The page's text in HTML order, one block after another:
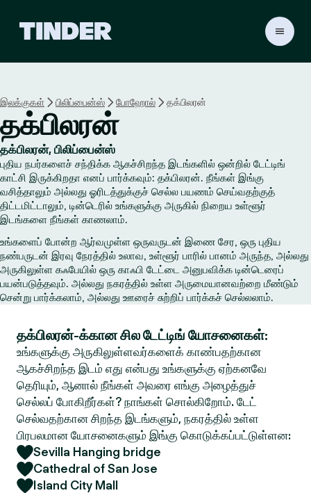
ம்
இலக்குகள் பிலிப்பைன்ஸ் போஹோல் தக்பிலரன்
தக்பிலரன்
தக்பிலரன், பிலிப்பைன்ஸ்
புதிய நபர்களைச் சந்திக்க ஆகச்சிறந்த இடங்களில் ஒன்றில் டேட்டிங்
காட்சி இருக்கிறதா எனப் பார்க்கவும்: தக்பிலரன். நீங்கள் இங்கு
வசித்தாலும் அல்லது ஓரிடத்துக்குச் செல்ல பயணம் செய்வதற்குத்
திட்டமிட்டாலும், டின்டெரில் உங்களுக்கு அருகில் நிறைய உள்ளூர்
இடங்களை நீங்கள் காணலாம்.
உங்களைப் போன்ற ஆர்வமுள்ள ஒருவருடன் இணை சேர, ஒரு புதிய
நண்பருடன் இரவு நேரத்தில் உலாவ, உள்ளூர் பாரில் பானம் அருந்த, அல்லது
அருகிலுள்ள கஃபேயில் ஒரு காஃபி டேட்டை அனுபவிக்க டின்டெரைப்
பயன்படுத்தவும். அல்லது நகரத்தில் உள்ள அருமையானவற்றை மீண்டும்
சென்று பார்க்கலாம், அல்லது ஊரைச் சுற்றிப் பார்க்கச் செல்லலாம்.
தக்பிலரன்-க்கான சில டேட்டிங் யோசனைகள்:
உங்களுக்கு அருகிலுள்ளவர்களைக் காண்பதற்கான
ஆகச்சிறந்த இடம் எது என்பது உங்களுக்கு ஏற்கனவே
தெரியும், ஆனால் நீங்கள் அவரை எங்கு அழைத்துச்
செல்லப் போகிறீர்கள்? நாங்கள் சொல்கிறோம். டேட்
செல்வதற்கான சிறந்த இடங்களும், நகரத்தில் உள்ள
பிரபலமான யோசனைகளும் இங்கு கொடுக்கப்பட்டுள்ளன:
Sevilla Hanging bridge
Cathedral of San Jose
Island City Mall